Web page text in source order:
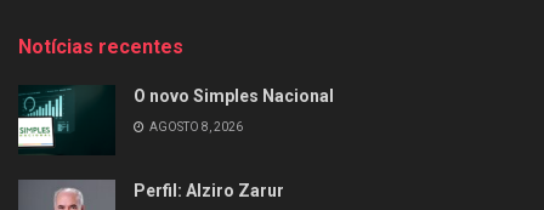
Notícias recentes
O novo Simples Nacional
AGOSTO 8, 2026
Perfil: Alziro Zarur